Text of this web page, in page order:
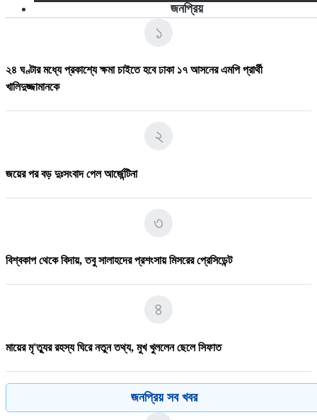
জনপ্রিয়
১
২৪ ঘণ্টার মধ্যে প্রকাশ্যে ক্ষমা চাইতে হবে ঢাকা ১৭ আসনের এমপি প্রার্থী
খালিদুজ্জামানকে
২
জয়ের পর বড় দুঃসংবাদ পেল আর্জেন্টিনা
৩
বিশ্বকাপ থেকে বিদায়, তবু সালাহদের প্রশংসায় মিসরের প্রেসিডেন্ট
৪
মায়ের মৃ'ত্যুর রহস্য ঘিরে নতুন তথ্য, মুখ খুললেন ছেলে সিফাত
৫
জনপ্রিয় সব খবর